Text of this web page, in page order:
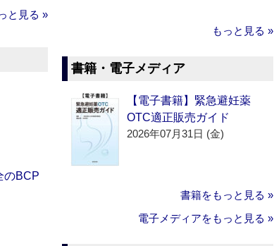
と見る »
のBCP
もっと見る »
書籍・電子メディア
【電子書籍】緊急避妊薬
OTC適正販売ガイド
2026年07月31日 (金)
書籍をもっと見る »
電子メディアをもっと見る »